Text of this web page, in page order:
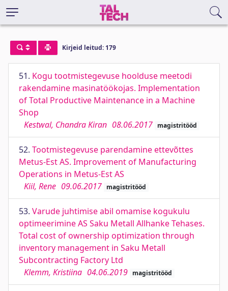
Kirjeid leitud: 179
51. Kogu tootmistegevuse hoolduse meetodi
rakendamine masinatöökojas. Implementation
of Total Productive Maintenance in a Machine
Shop
Kestwal, Chandra Kiran 08.06.2017 magistritööd
52. Tootmistegevuse parendamine ettevõttes
Metus-Est AS. Improvement of Manufacturing
Operations in Metus-Est AS
Kiil, Rene 09.06.2017 magistritööd
53. Varude juhtimise abil omamise kogukulu
optimeerimine AS Saku Metall Allhanke Tehases.
Total cost of ownership optimization through
inventory management in Saku Metall
Subcontracting Factory Ltd
Klemm, Kristiina 04.06.2019 magistritööd